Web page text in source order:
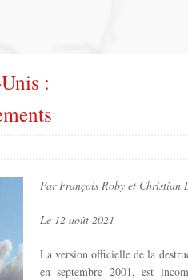
:
Par François Roby et Christian
Le 12 août 2021
La version officielle de la
en septembre 2001, est